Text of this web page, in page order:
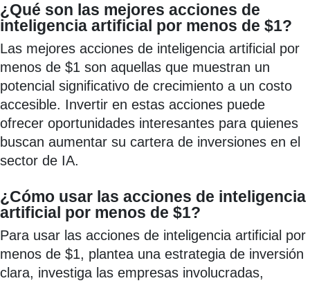
¿Qué son las mejores acciones de
inteligencia artificial por menos de $1?
Las mejores acciones de inteligencia artificial por
menos de $1 son aquellas que muestran un
potencial significativo de crecimiento a un costo
accesible. Invertir en estas acciones puede
ofrecer oportunidades interesantes para quienes
buscan aumentar su cartera de inversiones en el
sector de IA.
¿Cómo usar las acciones de inteligencia
artificial por menos de $1?
Para usar las acciones de inteligencia artificial por
menos de $1, plantea una estrategia de inversión
clara, investiga las empresas involucradas,